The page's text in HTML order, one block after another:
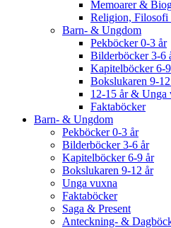
Memoarer &
Religion, Filosofi
Barn- & Ungdom
Pekböcker 0-3 år
Bilderböcker 3-6
Kapitelböcker 6-
Bokslukaren 9-
12-15 år & Unga
Faktaböcker
Barn- & Ungdom
Pekböcker 0-3 år
Bilderböcker 3-6 år
Kapitelböcker 6-9 år
Bokslukaren 9-12 år
Unga vuxna
Faktaböcker
Saga & Present
Anteckning- &